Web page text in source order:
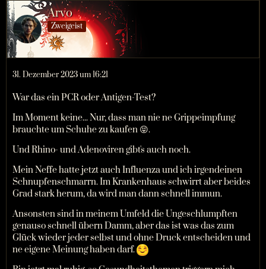
Arvo
Zweigeist
31. Dezember 2023 um 16:21
War das ein PCR oder Antigen-Test?
Im Moment keine... Nur, dass man nie ne Grippeimpfung
brauchte um Schuhe zu kaufen 😝.
Und Rhino- und Adenoviren gibt's auch noch.
Mein Neffe hatte jetzt auch Influenza und ich irgendeinen
Schnupfenschmarrn. Im Krankenhaus schwirrt aber beides
Grad stark herum, da wird man dann schnell immun.
Ansonsten sind in meinem Umfeld die Ungeschlumpften
genauso schnell übern Damm, aber das ist was das zum
Glück wieder jeder selbst und ohne Druck entscheiden und
ne eigene Meinung haben darf.